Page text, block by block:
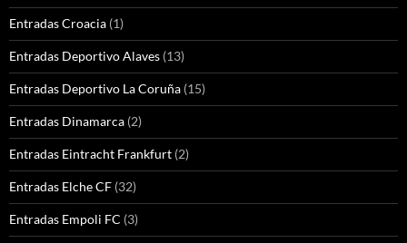
Entradas Croacia (1)
Entradas Deportivo Alaves (13)
Entradas Deportivo La Coruña (15)
Entradas Dinamarca (2)
Entradas Eintracht Frankfurt (2)
Entradas Elche CF (32)
Entradas Empoli FC (3)